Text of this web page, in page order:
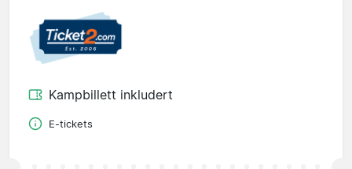
Kampbillett inkludert
E-tickets